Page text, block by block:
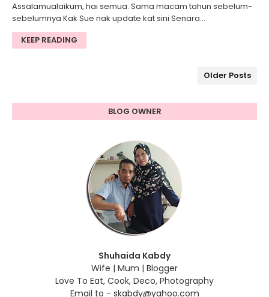
Assalamualaikum, hai semua. Sama macam tahun sebelum-
sebelumnya Kak Sue nak update kat sini Senara…
KEEP READING
Older Posts
BLOG OWNER
Shuhaida Kabdy
Wife | Mum | Blogger
Love To Eat, Cook, Deco, Photography
Email to - skabdy@yahoo.com